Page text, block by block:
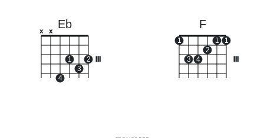
Eb
x x
4
1
3
2
F
1
3 4
2
1 1